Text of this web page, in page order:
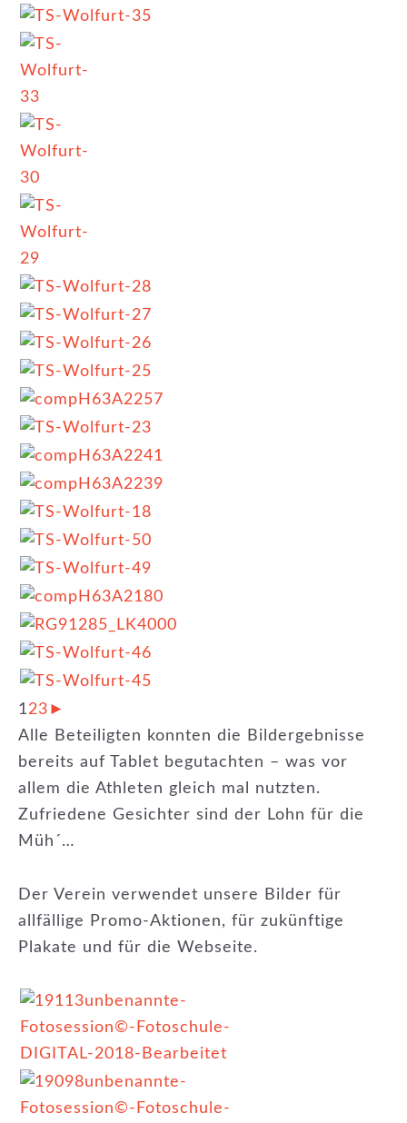
123 ►
Alle Beteiligten konnten die Bildergebnisse
bereits auf Tablet begutachten – was vor
allem die Athleten gleich mal nutzten.
Zufriedene Gesichter sind der Lohn für die
Müh´…
Der Verein verwendet unsere Bilder für
allfällige Promo-Aktionen, für zukünftige
Plakate und für die Webseite.